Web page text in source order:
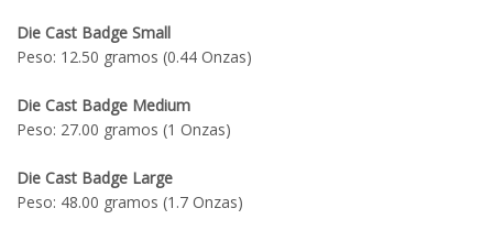
Die Cast Badge Small
Peso: 12.50 gramos (0.44 Onzas)
Die Cast Badge Medium
Peso: 27.00 gramos (1 Onzas)
Die Cast Badge Large
Peso: 48.00 gramos (1.7 Onzas)